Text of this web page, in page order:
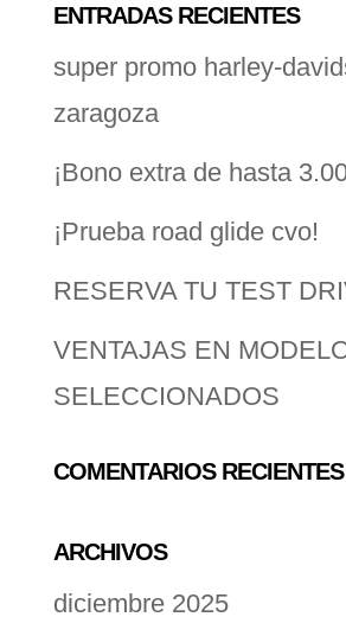
ENTRADAS RECIENTES
super promo harley-
zaragoza
¡Bono extra de hasta
¡Prueba road glide cvo!
RESERVA TU TEST
VENTAJAS EN
SELECCIONADOS
COMENTARIOS RECIENTES
ARCHIVOS
diciembre 2025